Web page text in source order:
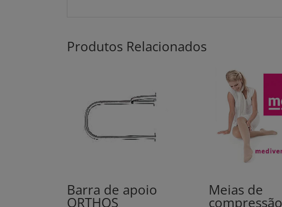
Produtos Relacionados
Barra de apoio
ORTHOS
Meias de
compressão